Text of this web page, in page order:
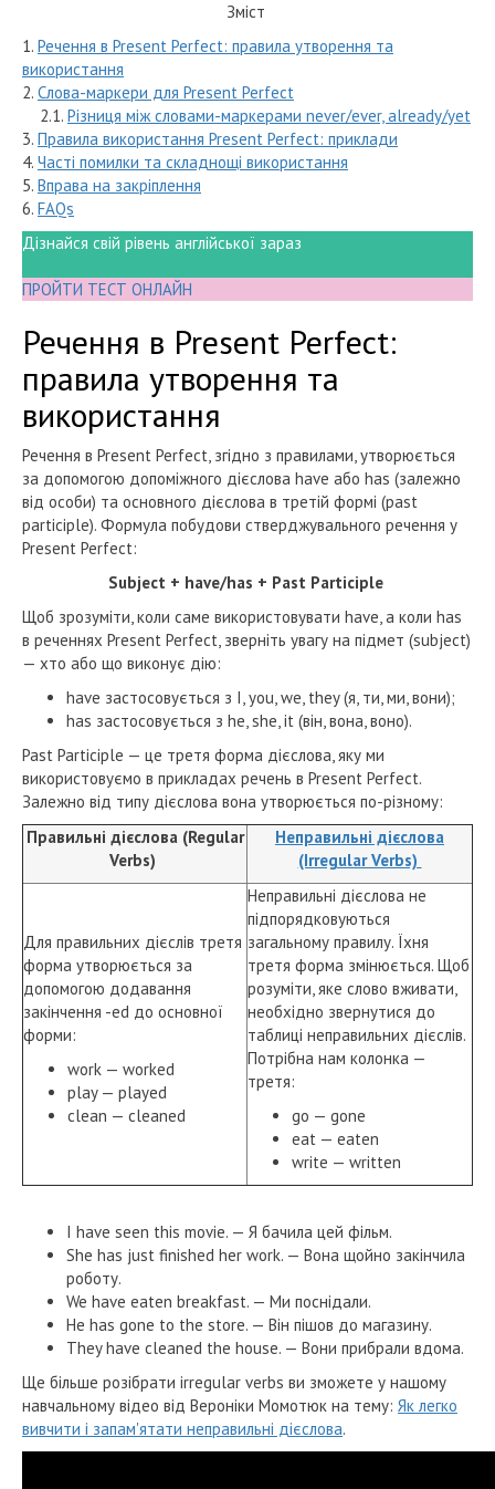
Зміст
1. Речення в Present Perfect: правила утворення та
використання
2. Слова-маркери для Present Perfect
2.1. Різниця між словами-маркерами never/ever, already/yet
3. Правила використання Present Perfect: приклади
4. Часті помилки та складнощі використання
5. Вправа на закріплення
6. FAQs
Дізнайся свій рівень англійської зараз
ПРОЙТИ ТЕСТ ОНЛАЙН
Речення в Present Perfect:
правила утворення та
використання
Речення в Present Perfect, згідно з правилами, утворюється
за допомогою допоміжного дієслова have або has (залежно
від особи) та основного дієслова в третій формі (past
participle). Формула побудови стверджувального речення у
Present Perfect:
Subject + have/has + Past Participle
Щоб зрозуміти, коли саме використовувати have, а коли has
в реченнях Present Perfect, зверніть увагу на підмет (subject)
— хто або що виконує дію:
have застосовується з I, you, we, they (я, ти, ми, вони);
has застосовується з he, she, it (він, вона, воно).
Past Participle — це третя форма дієслова, яку ми
використовуємо в прикладах речень в Present Perfect.
Залежно від типу дієслова вона утворюється по-різному:
Правильні дієслова (Regular
Verbs)
Неправильні дієслова
(Irregular Verbs)
Для правильних дієслів третя
форма утворюється за
допомогою додавання
закінчення -ed до основної
форми:
work — worked
play — played
clean — cleaned
Неправильні дієслова не
підпорядковуються
загальному правилу. Їхня
третя форма змінюється. Щоб
розуміти, яке слово вживати,
необхідно звернутися до
таблиці неправильних дієслів.
Потрібна нам колонка —
третя:
go — gone
eat — eaten
write — written
I have seen this movie. — Я бачила цей фільм.
She has just finished her work. — Вона щойно закінчила
роботу.
We have eaten breakfast. — Ми поснідали.
He has gone to the store. — Він пішов до магазину.
They have cleaned the house. — Вони прибрали вдома.
Ще більше розібрати irregular verbs ви зможете у нашому
навчальному відео від Вероніки Момотюк на тему: Як легко
вивчити і запам'ятати неправильні дієслова.